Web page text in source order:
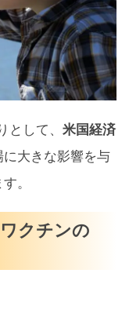
債
要4指数
ンズ
）
として、 米国経済
大きな影響を与
。
クチンの